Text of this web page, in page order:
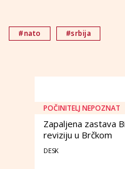
#nato #srbija
POČINITELJ NEPOZNAT
Zapaljena zastava
reviziju u Brčkom
DESK